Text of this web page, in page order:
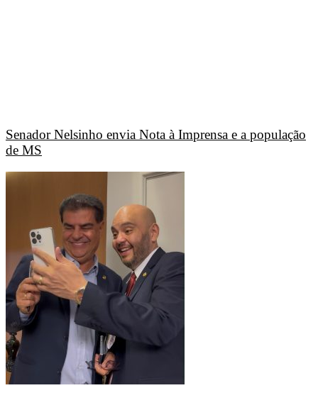
Senador Nelsinho envia Nota à Imprensa e a população
de MS